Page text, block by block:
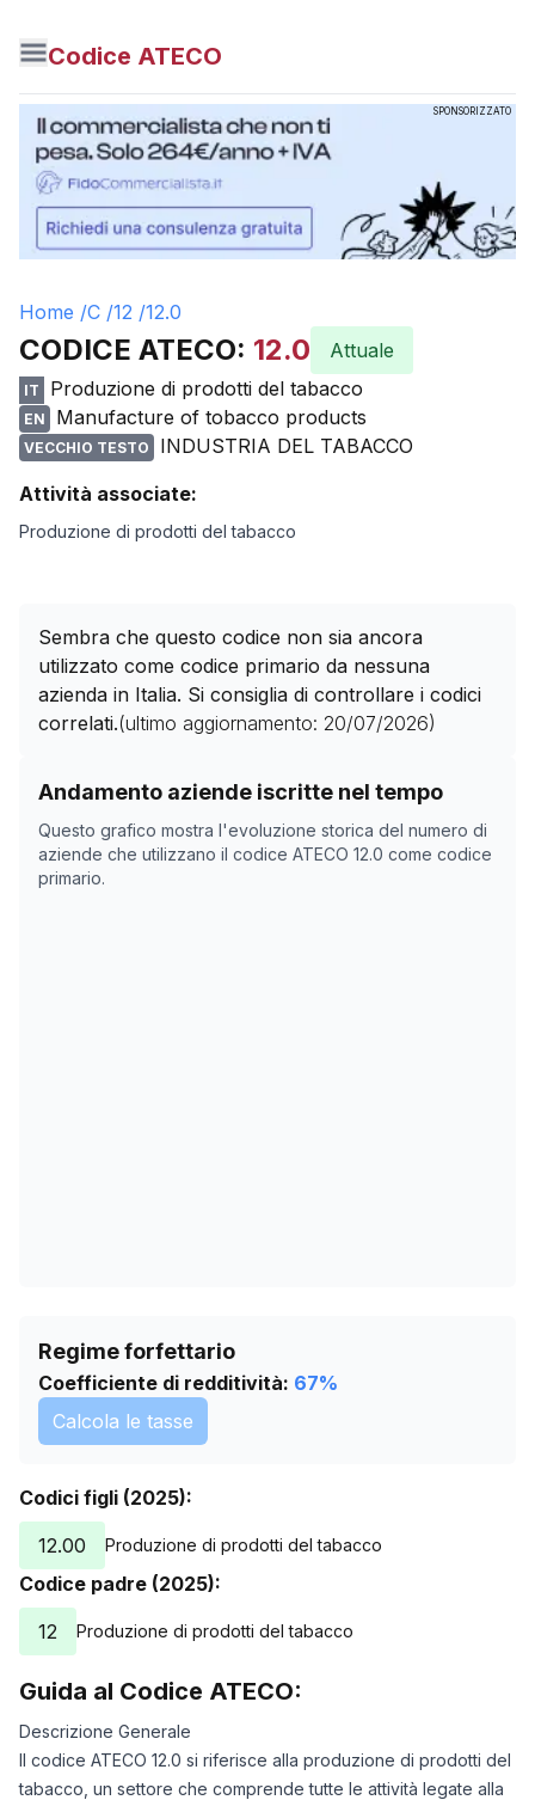
Codice ATECO
SPONSORIZZATO
Home /C /12 /12.0
CODICE ATECO: 12.0 Attuale
IT Produzione di prodotti del tabacco
EN Manufacture of tobacco products
VECCHIO TESTO
INDUSTRIA DEL TABACCO
Attività associate:
Produzione di prodotti del tabacco
Sembra che questo codice non sia ancora
utilizzato come codice primario da nessuna
azienda in Italia. Si consiglia di controllare i codici
correlati.(ultimo aggiornamento: 20/07/2026)
Andamento aziende iscritte nel tempo
Questo grafico mostra l'evoluzione storica del numero di
aziende che utilizzano il codice ATECO 12.0 come codice
primario.
Storico numero di aziende con codice ATECO
Data rilevazione
11/05/2025
0
21/10/2025
Regime forfettario
Coefficiente di redditività: 67%
Calcola le tasse
Codici figli (2025):
12.00
Produzione di prodotti del tabacco
Codice padre (2025):
12
Produzione di prodotti del tabacco
Guida al Codice ATECO:
Descrizione Generale
Il codice ATECO 12.0 si riferisce alla produzione di prodotti del
tabacco, un settore che comprende tutte le attività legate alla